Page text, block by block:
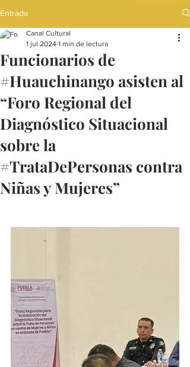
Entrada
Funcionarios de
#Huauchinango asisten al
“Foro Regional del
Diagnóstico Situacional
sobre la
#TrataDePersonas contra
Niñas y Mujeres”
Canal Cultural
1 jul 2024 1 min de lectura